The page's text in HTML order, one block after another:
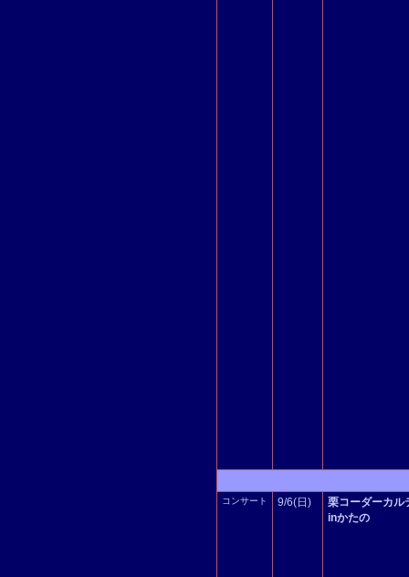
コンサート 9/6(日)
栗コーダーカル
inかたの